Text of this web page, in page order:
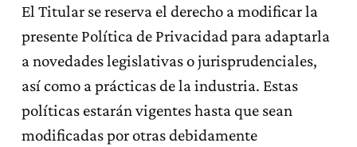
El Titular se reserva el derecho a modificar la
presente Política de Privacidad para adaptarla
a novedades legislativas o jurisprudenciales,
así como a prácticas de la industria. Estas
políticas estarán vigentes hasta que sean
modificadas por otras debidamente